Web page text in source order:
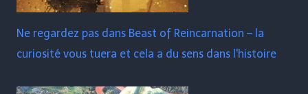
Ne regardez pas dans Beast of Reincarnation – la
curiosité vous tuera et cela a du sens dans l'histoire